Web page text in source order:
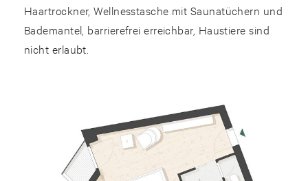
Haartrockner, Wellnesstasche mit Saunatüchern und
Bademantel, barrierefrei erreichbar, Haustiere sind
nicht erlaubt.